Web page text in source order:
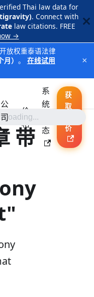
Thai law data for
. Connect with
law citations. FREE
→
放权重泰语法律
） 。
在线试用
×
公
司
价
格
系
统
态
获
取
价
带